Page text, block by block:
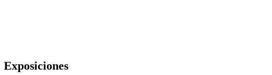
Exposiciones